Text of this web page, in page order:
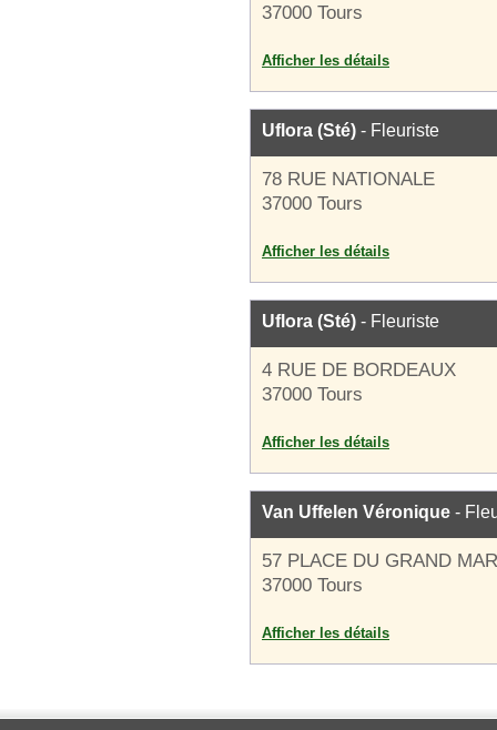
37000 Tours
Afficher les détails
Uflora (Sté) - Fleuriste
78 RUE NATIONALE
37000 Tours
Afficher les détails
Uflora (Sté) - Fleuriste
4 RUE DE BORDEAUX
37000 Tours
Afficher les détails
Van Uffelen Véronique -
57 PLACE DU GRAND
37000 Tours
Afficher les détails